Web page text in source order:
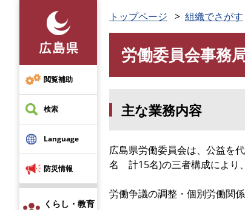
先
頭
で
す
。
閲覧補助
検索
Language
防災情報
くらし・教育
トップページ 組織でさがす
労働委員会事務
主な業務内容
広島県労働委員会は、公益を
名 計15名)の三者構成により
労働争議の調整・個別労働関